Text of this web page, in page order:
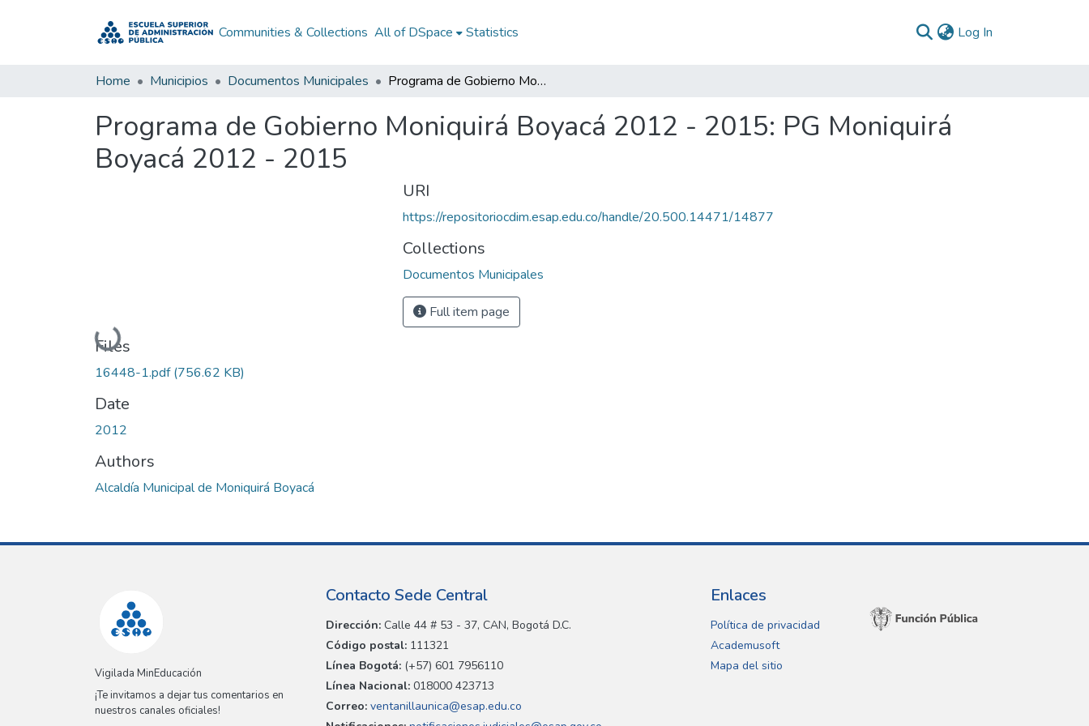
Communities & Collections All of DSpace Statistics Log In
Home Municipios Documentos Municipales Programa de Gobierno Moniquirá Boyacá 2012 - 2015: PG Moniquirá Boyacá 2012 - 2015
Programa de Gobierno Moniquirá Boyacá 2012 - 2015: PG Moniquirá
Boyacá 2012 - 2015
Loading...
Files
16448-1.pdf(756.62 KB)
Date
2012
Authors
Alcaldía Municipal de Moniquirá Boyacá
URI
https://repositoriocdim.esap.edu.co/handle/20.500.14471/14877
Collections
Documentos Municipales
Full item page
Vigilada MinEducación
¡Te invitamos a dejar tus comentarios en
nuestros canales oficiales!
Contacto Sede Central
Dirección: Calle 44 # 53 - 37, CAN, Bogotá D.C.
Código postal: 111321
Línea Bogotá: (+57) 601 7956110
Línea Nacional: 018000 423713
Correo: ventanillaunica@esap.edu.co
Enlaces
Política de privacidad
Academusoft
Mapa del sitio